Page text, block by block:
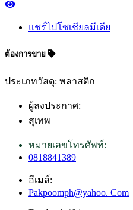
แชร์ไปโซเชียลมีเดีย
ต้องการขาย
ประเภทวัสดุ: พลาสติก
ผู้ลงประกาศ:
สุเทพ
หมายเลขโทรศัพท์:
0818841389
อีเมล์:
Pakpoomph@yahoo. Com